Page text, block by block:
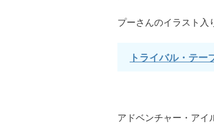
プーさんのイラスト入
トライバル・テー
アドベンチャー・アイ